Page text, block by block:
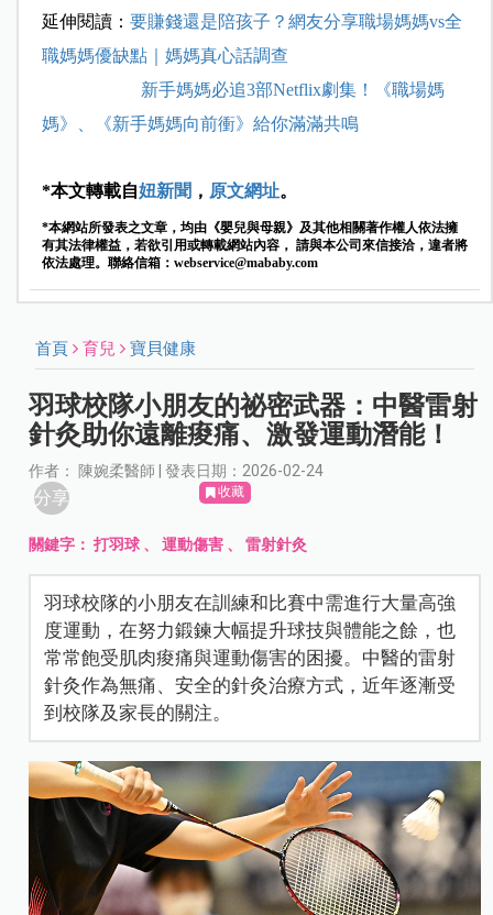
延伸閱讀： 要賺錢還是陪孩子？網友分享職場媽媽vs全
職媽媽優缺點｜媽媽真心話調查
新手媽媽必追3部Netflix劇集！《職場媽
媽》、《新手媽媽向前衝》給你滿滿共鳴
*本文轉載自妞新聞 ， 原文網址。
*本網站所發表之文章，均由《嬰兒與母親》及其他相關著作權人依法擁
有其法律權益，若欲引用或轉載網站內容， 請與本公司來信接洽，違者將
依法處理。聯絡信箱： webservice@mababy.com
首頁 育兒 寶貝健康
羽球校隊小朋友的祕密武器：中醫雷射
針灸助你遠離痠痛、激發運動潛能！
作者： 陳婉柔醫師 | 發表日期：2026-02-24
分享 收藏
關鍵字：打羽球 、運動傷害 、雷射針灸
羽球校隊的小朋友在訓練和比賽中需進行大量高強
度運動，在努力鍛鍊大幅提升球技與體能之餘，也
常常飽受肌肉痠痛與運動傷害的困擾。中醫的雷射
針灸作為無痛、安全的針灸治療方式，近年逐漸受
到校隊及家長的關注。